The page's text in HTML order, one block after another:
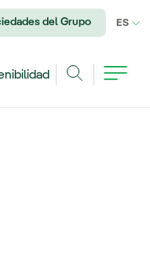
del Grupo ES